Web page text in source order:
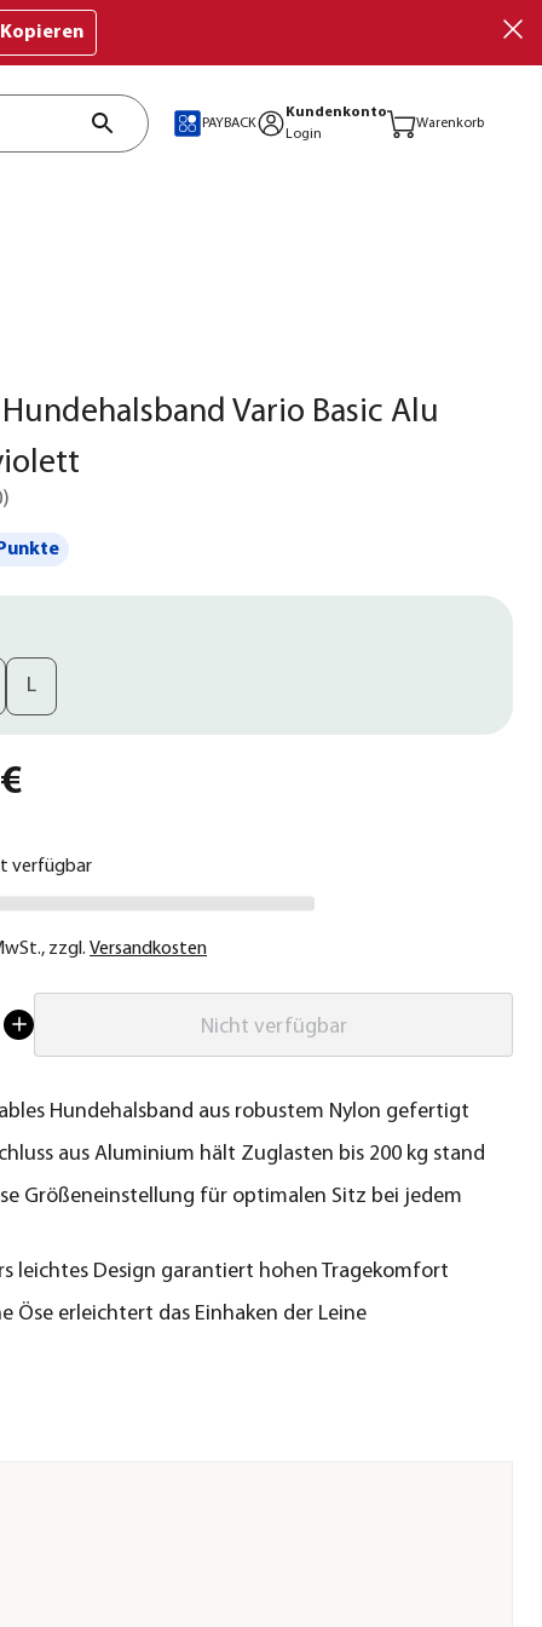
Kopieren
PAYBACK
Kundenkonto
Login
Warenkorb
Hundehalsband Vario Basic Alu
)
L
verfügbar
, zzgl. Versandkosten
Nicht verfügbar
Hundehalsband aus robustem Nylon gefertigt
aus Aluminium hält Zuglasten bis 200 kg stand
Größeneinstellung für optimalen Sitz bei jedem
leichtes Design garantiert hohen Tragekomfort
Öse erleichtert das Einhaken der Leine